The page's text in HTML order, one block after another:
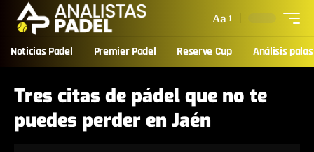
Aa
Noticias Padel Premier Padel Reserve Cup Análisis palas
Tres citas de pádel que no te
puedes perder en Jaén